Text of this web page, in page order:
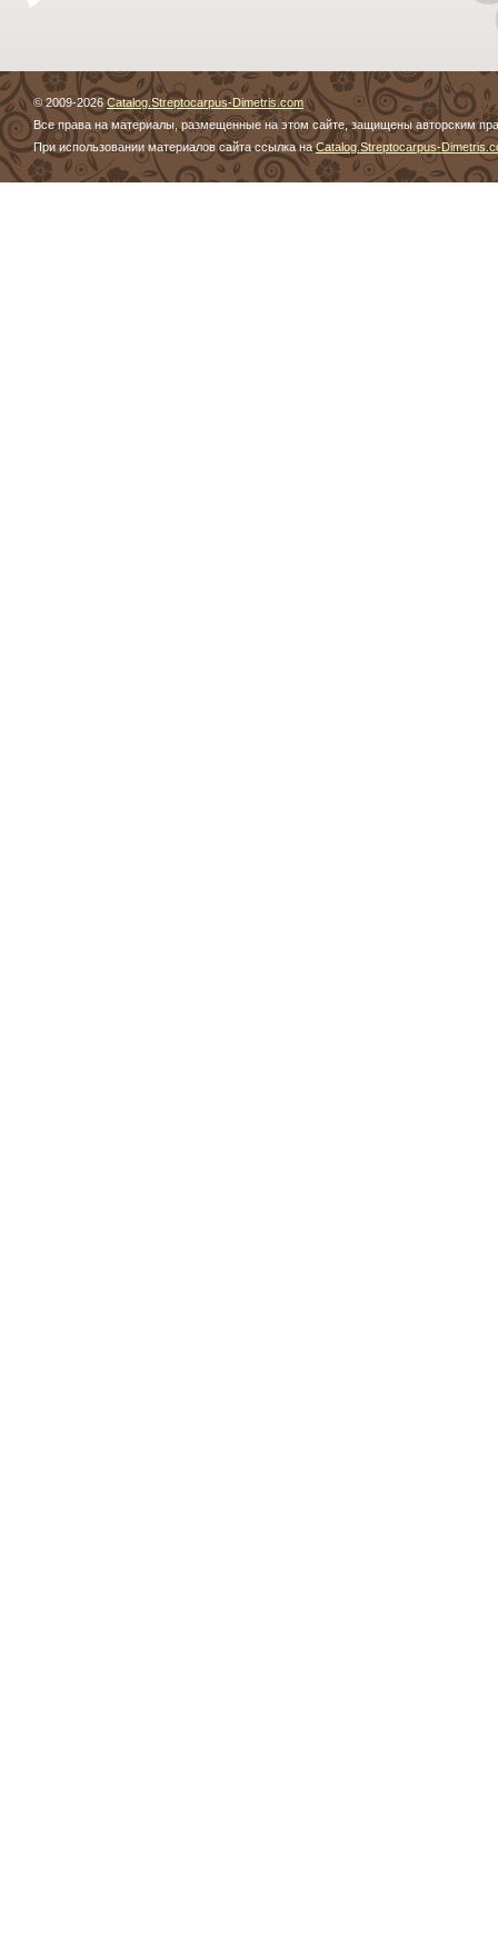
© 2009-2026Catalog.Streptocarpus-Dimetris.com
Все права на материалы, размещенные на этом сайте, защищены авторским
При использовании материалов сайта ссылка наCatalog.Streptocarpus-